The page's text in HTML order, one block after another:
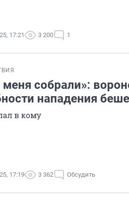
17:21 3 200 1
меня собрали»:
нападения
в кому
17:19 3 362 Обсудить